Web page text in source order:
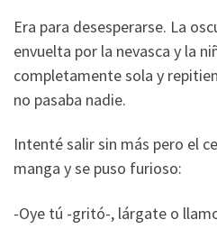
Era para desesperarse. La
envuelta por la nevasca y la
completamente sola y
no pasaba nadie.
Intenté salir sin más pero el
manga y se puso furioso:
-Oye tú -gritó-, lárgate o